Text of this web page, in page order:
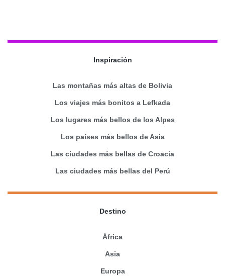
Inspiración
Las montañas más altas de Bolivia
Los viajes más bonitos a Lefkada
Los lugares más bellos de los Alpes
Los países más bellos de Asia
Las ciudades más bellas de Croacia
Las ciudades más bellas del Perú
Destino
África
Asia
Europa